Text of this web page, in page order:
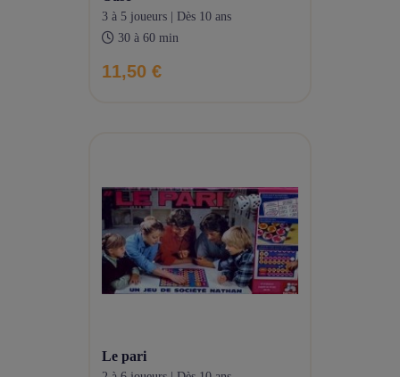
3 à 5 joueurs | Dès 10 ans
30 à 60 min
11,50 €
le pari